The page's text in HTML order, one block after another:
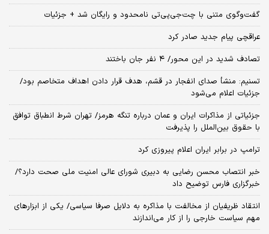
گفت‌وگوی متنی با چت‌جی‌پی‌تی نامحدود و رایگان شد + جزئیات
عراقچی پیام جدید صادر کرد
تصادف شدید در این محور/ ۴ نفر جان باختند
تسنیم: منشأ صدای انفجار در قشم، هدف قرار دادن اهداف متخاصم بود/
جزئیات اعلام می‌شود
جزئیاتی از مذاکرات ایران و عمان درباره تنگه هرمز/ تهران شرط انطباق توافق
با حقوق بین‌الملل را پذیرفت
ترامپ در برابر ایران اعلام پیروزی کرد
خبر انتصاب محسن رضایی به دبیری شورای عالی امنیت ملی صحت دارد؟/
خبرگزاری فارس توضیح داد
انتقاد ظریفیان از مخالفت با مذاکره به دلایل صرفا سیاسی/ یکی از ابزارهای
مهم سیاست خارجی را از کار می‌اندازند